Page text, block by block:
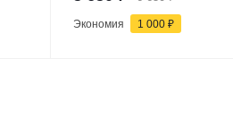
Экономия 1 000 ₽